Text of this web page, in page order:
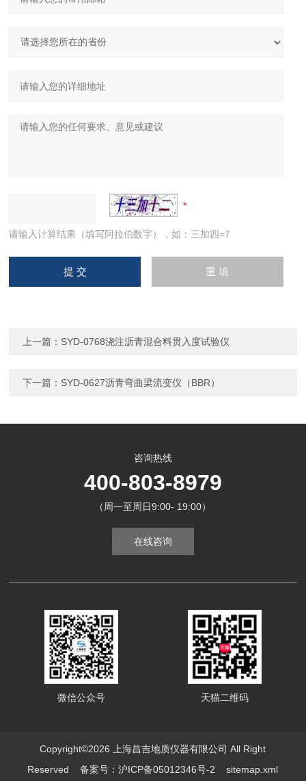
请输入计算结果（填写阿拉伯数字），如：三加四=7
上一篇： SYD-0768浇注沥青混合料贯入度试验仪
下一篇： SYD-0627沥青弯曲梁流变仪（BBR）
咨询热线
400-803-8979
（周一至周日9:00- 19:00）
在线咨询
微信公众号 天猫二维码
Copyright©2026 上海昌吉地质仪器有限公司 All Right
Reserved备案号：沪ICP备05012346号-2 sitemap.xml